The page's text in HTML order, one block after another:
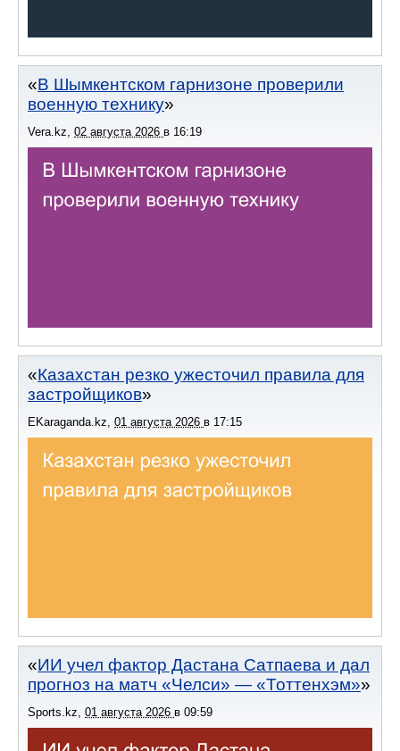
В Шымкентском гарнизоне проверили
военную технику
Vera.kz 02 августа 2026 в 16:19
Казахстан резко ужесточил правила для
застройщиков
EKaraganda.kz 01 августа 2026 в 17:15
ИИ учел фактор Дастана Сатпаева и дал
прогноз на матч «Челси» — «Тоттенхэм»
Sports.kz 01 августа 2026 в 09:59